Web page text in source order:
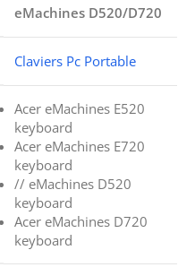
eMachines D520/D720
Claviers Pc Portable
Acer eMachines E520
keyboard
Acer eMachines E720
keyboard
// eMachines D520
keyboard
Acer eMachines D720
keyboard